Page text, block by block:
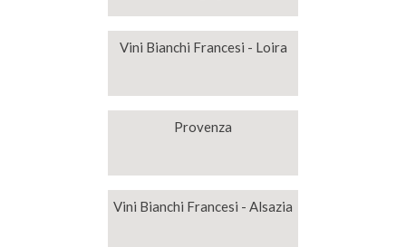
Vini Bianchi Francesi - Loira
Provenza
Vini Bianchi Francesi - Alsazia